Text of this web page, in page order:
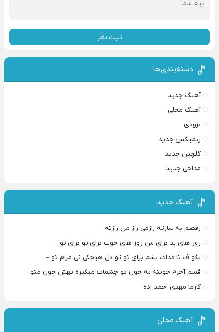
ثبت نظر
دسته‌بندی‌ها
آهنگ جدید
آهنگ محلی
بزودی
ریمیکس جدید
گلچین جدید
مداحی جدید
آهنگ جدید
رقصم به سازته رازمی راز من رازته –
روز های بد برای من روز های خوب برای تو برای تو –
بگو ف تا فدات بشم برای تو تو دل هیچکی نی مرام تو –
قسم آخرم جونته به جون تو چشمات میگیره تهش جون منو –
کارما مهدی احمدزاده
آهنگ محلی